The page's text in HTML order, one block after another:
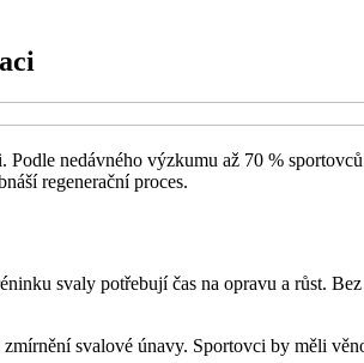
nedávného výzkumu až 70 %
regenerační proces.
svaly potřebují čas na opravu a růst.
svalové únavy. Sportovci by měli